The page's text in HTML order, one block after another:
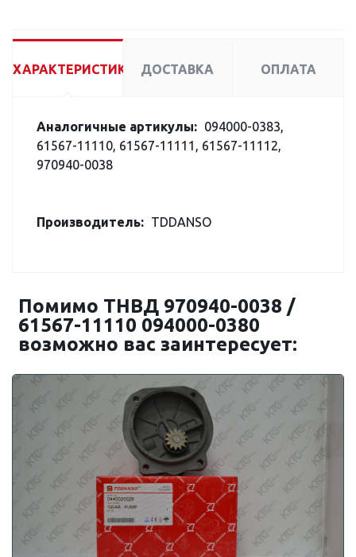
ХАРАКТЕРИСТИКИ ДОСТАВКА ОПЛАТА
Аналогичные артикулы: 094000-0383,
61567-11110, 61567-11111, 61567-11112,
970940-0038
Производитель: TDDANSO
Помимо ТНВД 970940-0038 /
61567-11110 094000-0380
возможно вас заинтересует: